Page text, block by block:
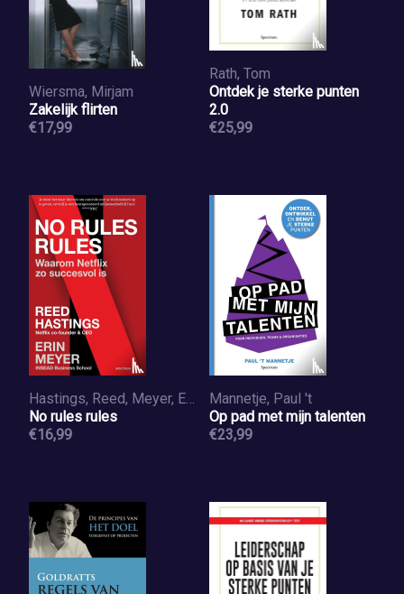
Wiersma, Mirjam
Zakelijk flirten
€17,99
Rath, Tom
Ontdek je sterke punten
2.0
€25,99
Hastings, Reed, Meyer, Erin
No rules rules
€16,99
Mannetje, Paul 't
Op pad met mijn talenten
€23,99